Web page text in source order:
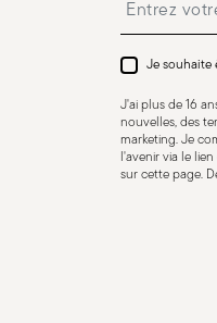
Compatible avec
COOKWARE -
brûlures ou
Je souhaite
J'ai plus de 16
nouvelles, des
marketing. Je
l'avenir via le
sur cette page.